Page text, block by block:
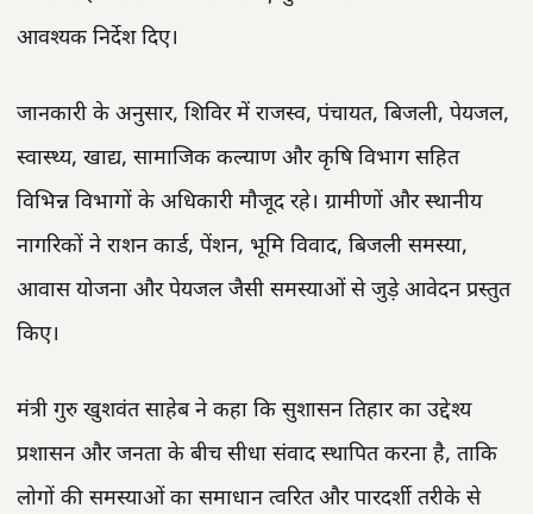
आवश्यक निर्देश दिए।
जानकारी के अनुसार, शिविर में राजस्व, पंचायत, बिजली, पेयजल,
स्वास्थ्य, खाद्य, सामाजिक कल्याण और कृषि विभाग सहित
विभिन्न विभागों के अधिकारी मौजूद रहे। ग्रामीणों और स्थानीय
नागरिकों ने राशन कार्ड, पेंशन, भूमि विवाद, बिजली समस्या,
आवास योजना और पेयजल जैसी समस्याओं से जुड़े आवेदन प्रस्तुत
किए।
मंत्री गुरु खुशवंत साहेब ने कहा कि सुशासन तिहार का उद्देश्य
प्रशासन और जनता के बीच सीधा संवाद स्थापित करना है, ताकि
लोगों की समस्याओं का समाधान त्वरित और पारदर्शी तरीके से